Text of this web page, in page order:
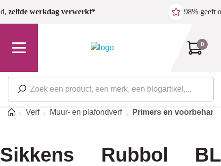
Ga naar de hoofdinhoud
zelfde werkdag verwerkt* 98% geeft
0
Home
Verf Muur- en plafondverf Primers en
Sikkens Rubbol BL